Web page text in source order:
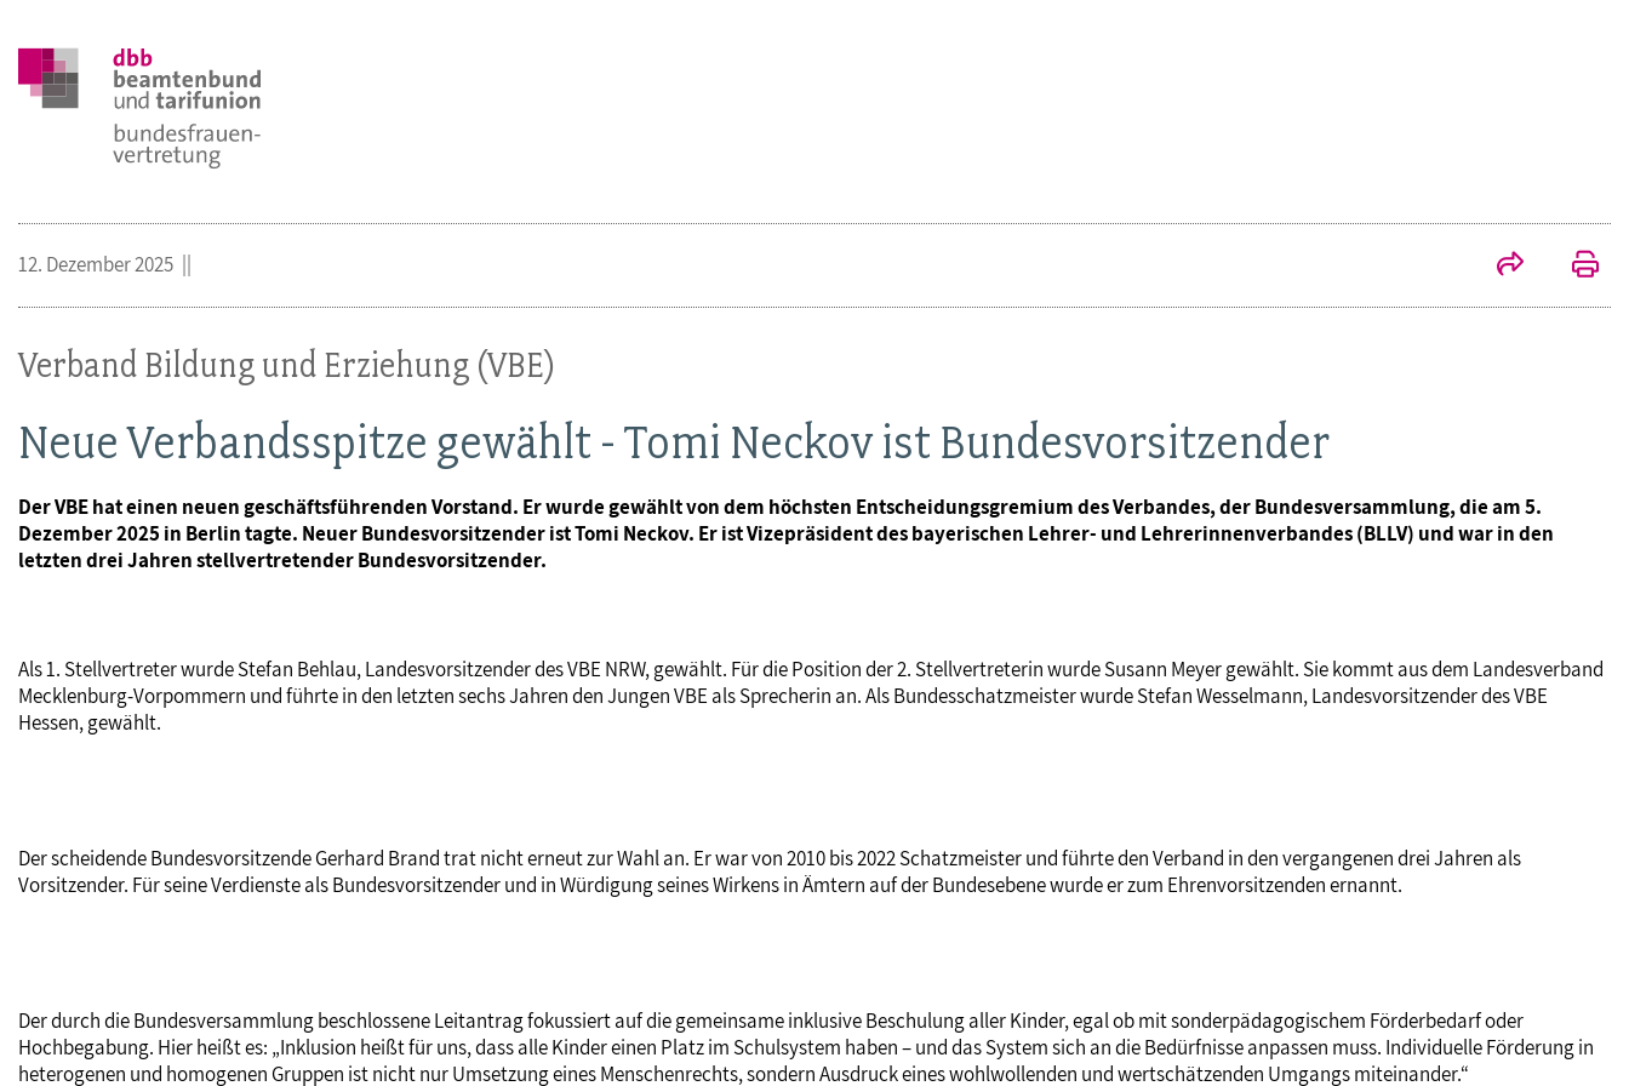
Verband Bildung und Erziehung (VBE)
Neue Verbandsspitze gewählt - Tomi Neckov ist Bundesvorsitzender
Der VBE hat einen neuen geschäftsführenden Vorstand. Er wurde gewählt von dem höchsten Entscheidungsgremium des Verbandes, der Bundesversammlung, die am 5.
Dezember 2025 in Berlin tagte. Neuer Bundesvorsitzender ist Tomi Neckov. Er ist Vizepräsident des bayerischen Lehrer- und Lehrerinnenverbandes (BLLV) und war in den
letzten drei Jahren stellvertretender Bundesvorsitzender.
12. Dezember 2025
Als 1. Stellvertreter wurde Stefan Behlau, Landesvorsitzender des VBE NRW, gewählt. Für die Position der 2. Stellvertreterin wurde Susann Meyer gewählt. Sie kommt aus dem Landesverband
Mecklenburg-Vorpommern und führte in den letzten sechs Jahren den Jungen VBE als Sprecherin an. Als Bundesschatzmeister wurde Stefan Wesselmann, Landesvorsitzender des VBE
Hessen, gewählt.
Der scheidende Bundesvorsitzende Gerhard Brand trat nicht erneut zur Wahl an. Er war von 2010 bis 2022 Schatzmeister und führte den Verband in den vergangenen drei Jahren als
Vorsitzender. Für seine Verdienste als Bundesvorsitzender und in Würdigung seines Wirkens in Ämtern auf der Bundesebene wurde er zum Ehrenvorsitzenden ernannt.
Der durch die Bundesversammlung beschlossene Leitantrag fokussiert auf die gemeinsame inklusive Beschulung aller Kinder, egal ob mit sonderpädagogischem Förderbedarf oder
Hochbegabung. Hier heißt es: „Inklusion heißt für uns, dass alle Kinder einen Platz im Schulsystem haben – und das System sich an die Bedürfnisse anpassen muss. Individuelle Förderung in
heterogenen und homogenen Gruppen ist nicht nur Umsetzung eines Menschenrechts, sondern Ausdruck eines wohlwollenden und wertschätzenden Umgangs miteinander.“